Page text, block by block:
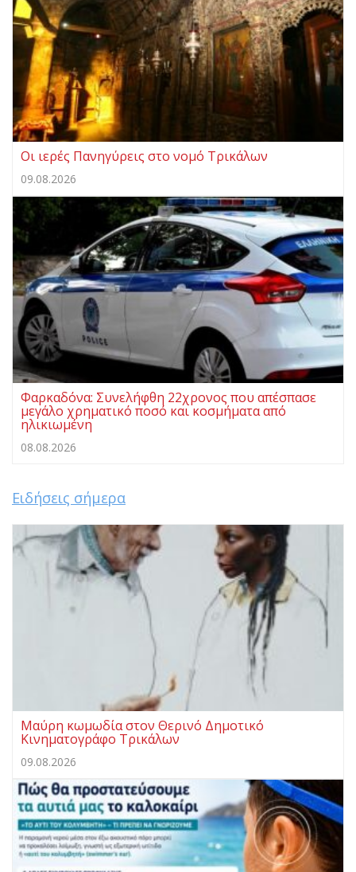
Οι ιερές Πανηγύρεις στο νομό Τρικάλων
09.08.2026
Φαρκαδόνα: Συνελήφθη 22χρονος που απέσπασε
μεγάλο χρηματικό ποσό και κοσμήματα από
ηλικιωμένη
08.08.2026
Ειδήσεις σήμερα
Μαύρη κωμωδία στον Θερινό Δημοτικό
Κινηματογράφο Τρικάλων
09.08.2026